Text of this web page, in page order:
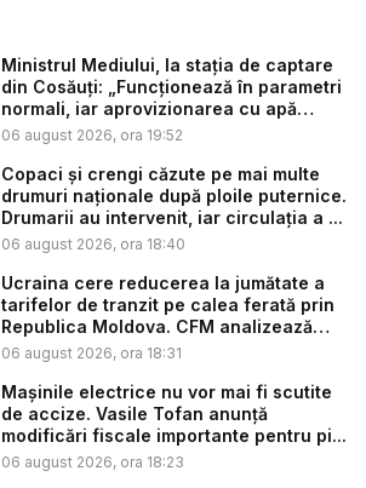
Ministrul Mediului, la stația de captare
din Cosăuți: „Funcționează în parametri
normali, iar aprovizionarea cu apă
este...
06 august 2026, ora 19:52
Copaci și crengi căzute pe mai multe
drumuri naționale după ploile puternice.
Drumarii au intervenit, iar circulația a ...
06 august 2026, ora 18:40
Ucraina cere reducerea la jumătate a
tarifelor de tranzit pe calea ferată prin
Republica Moldova. CFM analizează
so...
06 august 2026, ora 18:31
Mașinile electrice nu vor mai fi scutite
de accize. Vasile Tofan anunță
modificări fiscale importante pentru pi...
06 august 2026, ora 18:23